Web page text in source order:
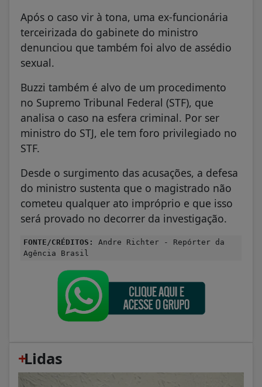
Após o caso vir à tona, uma ex-funcionária
terceirizada do gabinete do ministro
denunciou que também foi alvo de assédio
sexual.
Buzzi também é alvo de um procedimento
no Supremo Tribunal Federal (STF), que
analisa o caso na esfera criminal. Por ser
ministro do STJ, ele tem foro privilegiado no
STF.
Desde o surgimento das acusações, a defesa
do ministro sustenta que o magistrado não
cometeu qualquer ato impróprio e que isso
será provado no decorrer da investigação.
FONTE/CRÉDITOS:
Andre Richter - Repórter da
Agência Brasil
+
Lidas